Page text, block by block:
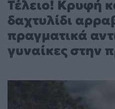
Τέλειο! Κρυφή
δαχτυλίδι
πραγματικά
γυναίκες στην